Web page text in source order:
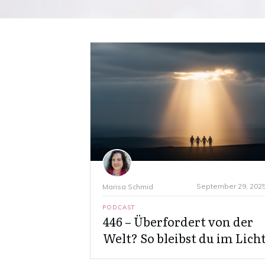
Marisa Schmid September 29,
PODCAST
446 – Überfordert von der
Welt? So bleibst du im